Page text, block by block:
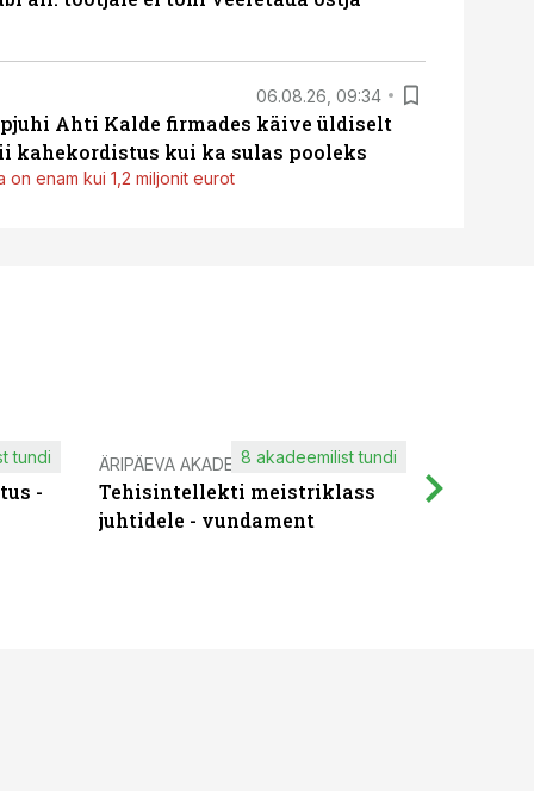
06.08.26, 09:34
Ahti Kalde firmades käive üldiselt
kahekordistus kui ka sulas pooleks
on enam kui 1,2 miljonit eurot
-
tundi ÄRIPÄEVA AKADEEMIA
Tehisintellekti meistriklass
juhtidele - vundament
8 akadeemilist tundi